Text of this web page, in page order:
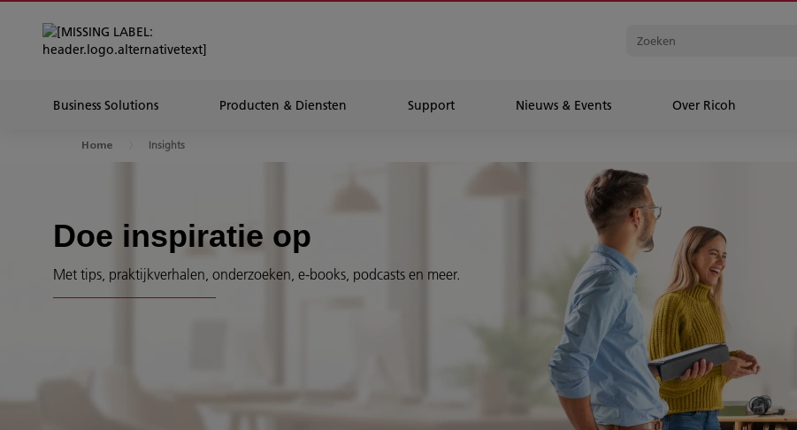
Business Solutions Producten & Diensten Support Nieuws & Events Over Ricoh
Home Insights
Doe inspiratie op
Met tips, praktijkverhalen, onderzoeken, e-books, podcasts en meer.